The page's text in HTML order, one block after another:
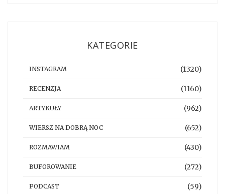
KATEGORIE
INSTAGRAM (1320)
RECENZJA (1160)
ARTYKUŁY (962)
WIERSZ NA DOBRĄ NOC (652)
ROZMAWIAM (430)
BUFOROWANIE (272)
PODCAST (59)